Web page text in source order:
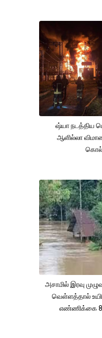
ஷ்யா நடத்திய
ஆளில்லா
அசாமில் இரவு
வெள்ளத்தால்
எண்ணிக்கை